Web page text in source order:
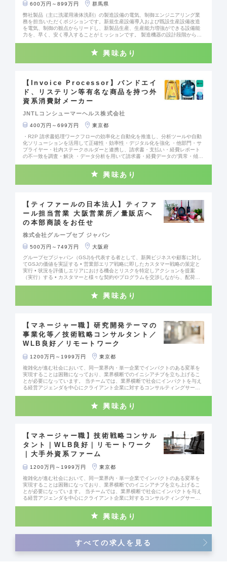
立案をリードし、意思決定を支援する ・コンプライアンス体制の構築/推進/改
善：AI等の最新テクノロジーを活用しながら、効率的・効果的なコンプライア
ンスプログラムを策定し、ビジネスチームと協働しながら担当部署・事業部で
の定着と実行を推進、また既存のプロセスの改善を行う ・リスクマネジメント
と危機対応：潜在的リスクの特定、評価、低減策の策定に加え、インシデント
発生時の迅速かつ適切な危機管理・問題対応を主導する ・法務研修の実施：社
内クライアントに対して、担当分野における法的知識や最新動向に関する研修
を提供し、組織全体のコンプライアンス向上に貢献する ・法改正への対応と影
響分析：関連法規の改正動向をモニタリングし、当社事業への影響を分析。必
要なアクションプランを策定し、ビジネスチームやマネジメント層を巻き込み
600万円～899万円
群馬県
弊社製品（主に洗濯用液体洗剤）の製造設備の電気、制御エンジニアリング業
務を担当いただくポジションです。新規生産設備導入および既設生産設備改造
を電気、制御の観点からリードし、新製品生産、生産能力増強ができる設備能
力を、早く、安く導入することがミッションです。 製造機器の設計段階からプ
す。 具体的な仕事内容は以下の通りです。 ＜1＞新規設備導入、既存設備改
出荷判定テストの項目作成および実施 ・新規設備の工場への導入工事計画の立
案と、設計、工事協力会社との打ち合わせ ・導入工事の工程管理 ・新規設備の
立ち上げ確認計画の立案と実施 ＜2＞デジタル化、アプリケーションの開発、
導入業務 ・現状のワークプロセスの分析を行い、デジタル化により簡素化でき
化実施後のワークプロセス簡素化の検証 ・弊社他工場や本社開発チームにより
リケーションの仕様調整・変更 ・アプリケーションの導入および効果の検証 ま
た、電気、制御設備の資産化、資産廃棄も担当いただきます。 この仕事を通し
て、工場の生産設備の電気、制御関連、また、生産をサポートするアプリケー
ションのエキスパートになることが期待されています。 海外の他生産拠点、
テクニカルセンター、協力会社と情報共有しながら、最新のテクノロジーに触
れ、学び、展開していくことができる環境です。 【働き方】 担当いただくプロ
ジェクトは、プロジェクトマネージャー、液体洗剤を作る工程の化学系エンジ
ニア、液体洗剤を包装、出荷できるようにするところまで担当する機械系エン
ジニア、製造部門の担当者、品質管理担当者などと一緒にプロジェクトを進め
ていきます。 海外のテクニカルセンターや生産拠点、テクニカルサプライヤ
興味あり
【Invoice Processor】バンドエイ
ド、リステリン等有名な商品を持つ外
資系消費財メーカー
JNTLコンシューマーヘルス株式会社
400万円～699万円
東京都
・R2P 請求書処理ワークフローの効率化と自動化を推進し、分析ツールや自動
化ソリューションを活用して正確性・効率性・デジタル化を強化 ・他部門・サ
プライヤー・社内ステークホルダーと連携し、請求書・支払い・経費レポート
の不一致を調査・解決 ・データ分析を用いて請求書・経費データの“異常・傾
外部ベンダーと連携してシステムの信頼性とデータ整合性を確保
興味あり
【ティファールの日本法人】ティファ
ール担当営業 大阪営業所／量販店へ
の本部商談をお任せ
株式会社グループセブ ジャパン
500万円～749万円
大阪府
グループセブジャパン（GSJ)を代表する者として、新興ビジネスや顧客に対し
てGSJの価値を実証する • 営業部エリア戦略に即したカスタマー戦略の策定と
実行 • 状況を評価しエリアにおける機会とリスクを特定しアクションを提案
（実行）する • カスタマーと様々な契約やプログラムを交渉しながら、配荷、
nagement)に協力をとりつける • カスタマーの意志決定者や影響を及ぼす者た
くために、データ分析を行い（お金に関する）予算やリソースに対して常に費
用対効果（ROI）を最大化するための提案を行う • 問屋と小売の売上・利益・在
庫に常に気を払い、潜在的な機会とリスクを評価し高い顧客満足度（売上・利
益）が得られる解決法を提案し実行する • 売上・利益をあげるための正確でタ
（定番、販促、値引きなどの詳細含む） • 新規取引先・ビジネスの開拓 •正確で
興味あり
【マネージャー職】研究開発テーマの
事業化等／技術戦略コンサルタント／
WLB良好／リモートワーク
1200万円～1999万円
東京都
複雑化が進む社会において、同一業界内・単一企業でインパクトのある変革を
実現することは困難になっており、業界横断でのイニシアチブを立ち上げるこ
とが必要になっています。 当チームでは、業界横断で社会にインパクトを与え
る経営アジェンダを中心にクライアント企業に対するコンサルティングサービ
定 （Sustainability 、Smart Energy、Future of Foodsなど） ‐業界横断型のエ
グローバル製造業： 研究開発組織・オペレーション改革支援 ‐大手製造業：
アジアパシフィック市場における Sustainability事業戦略策定 ‐大手エネル
ギー企業： 再生エネルギー・蓄電池を用いた グローバル電力市場への参入
戦略支援 ‐大手金融企業： デジタル技術関連知財戦略の策定 ‐大手製造業：
知財を起点としたSustainability事業戦略策定 ‐大手素材メーカー： イノベー
ションプロセスの策定支援 など ※職務変更の範囲： ご本人の意向を確認し双
興味あり
【マネージャー職】技術戦略コンサル
タント｜WLB良好｜リモートワーク
｜大手外資系ファーム
1200万円～1999万円
東京都
複雑化が進む社会において、同一業界内・単一企業でインパクトのある変革を
実現することは困難になっており、業界横断でのイニシアチブを立ち上げるこ
とが必要になっています。 当チームでは、業界横断で社会にインパクトを与え
る経営アジェンダを中心にクライアント企業に対するコンサルティングサービ
定 （Sustainability 、Smart Energy、Future of Foodsなど） ‐業界横断型のエ
グローバル製造業： 研究開発組織・オペレーション改革支援 ‐大手製造業：
アジアパシフィック市場における Sustainability事業戦略策定 ‐大手エネル
興味あり
すべての求人を見る